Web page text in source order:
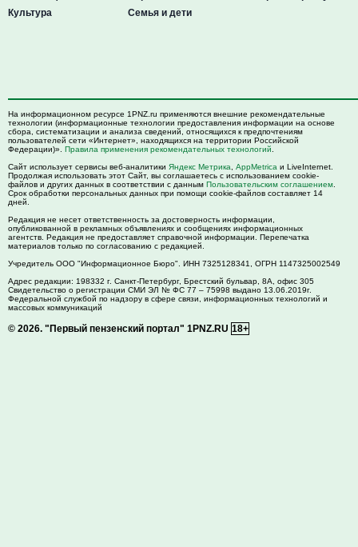
Культура
Семья и дети
На информационном ресурсе 1PNZ.ru применяются внешние рекомендательные
технологии (информационные технологии предоставления информации на основе
сбора, систематизации и анализа сведений, относящихся к предпочтениям
пользователей сети «Интернет», находящихся на территории Российской
Федерации)». Правила применения рекомендательных технологий
Сайт использует сервисы веб-аналитики Яндекс Метрика AppMetrica и LiveInternet.
Продолжая использовать этот Сайт, вы соглашаетесь с использованием cookie-
файлов и других данных в соответствии с данным Пользовательским соглашением
Срок обработки персональных данных при помощи cookie-файлов составляет 14
дней.
Редакция не несет ответственность за достоверность информации,
опубликованной в рекламных объявлениях и сообщениях информационных
агентств. Редакция не предоставляет справочной информации. Перепечатка
материалов только по согласованию с редакцией.
Учредитель ООО "Информационное Бюро". ИНН 7325128341, ОГРН 1147325002549
Адрес редакции: 198332 г. Санкт-Петербург, Брестский бульвар, 8А, офис 305
Свидетельство о регистрации СМИ ЭЛ № ФС 77 – 75998 выдано 13.06.2019г.
Федеральной службой по надзору в сфере связи, информационных технологий и
массовых коммуникаций
© 2026. "Первый пензенский портал" 1PNZ.RU 18+